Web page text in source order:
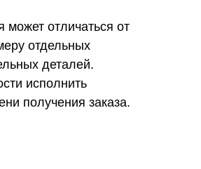
может отличаться от
отдельных
деталей.
исполнить
получения заказа.